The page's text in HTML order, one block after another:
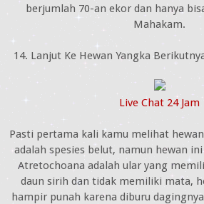
berjumlah 70-an ekor dan hanya
Mahakam.
14. Lanjut Ke Hewan Yangka
Live Chat 24 Jam
Pasti pertama kali kamu melihat
adalah spesies belut, namun hewan
Atretochoana adalah ular yang
daun sirih dan tidak memiliki mata,
hampir punah karena diburu